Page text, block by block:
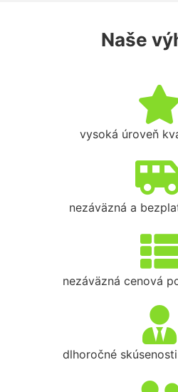
Naše
vysoká úroveň
nezáväzná a
nezáväzná cenová
dlhoročné